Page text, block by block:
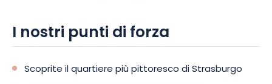
I nostri punti di forza
Scoprite il quartiere più pittoresco di Strasburgo